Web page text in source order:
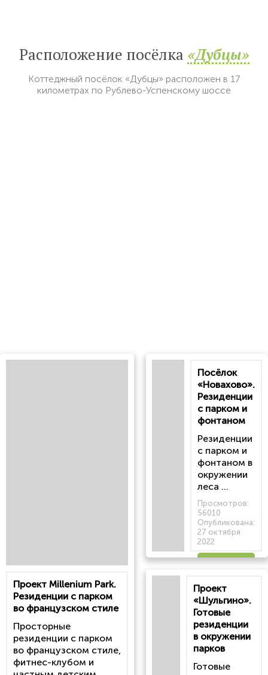
Расположение посёлка «Дубцы»
Коттеджный посёлок «Дубцы» расположен в 17
километрах по Рублево-Успенскому шоссе
Проект Millenium Park.
Резиденции с парком
во французском стиле
Просторные
резиденции с парком
во французском стиле,
фитнес-клубом и
Посёлок
«Новахово».
Резиденции
с парком и
фонтаном
Резиденции
с парком и
фонтаном в
окружении
леса ...
Просмотров:
56010
Опубликована:
27 октября
2022
статью
Проект
«Шульгино».
Готовые
резиденции
в окружении
парков
Готовые